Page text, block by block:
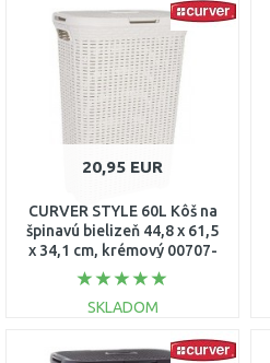
20,95 EUR
CURVER STYLE 60L Kôš na
špinavú bielizeň 44,8 x 61,5
x 34,1 cm, krémový 00707-
885
SKLADOM
DO KOŠÍKA